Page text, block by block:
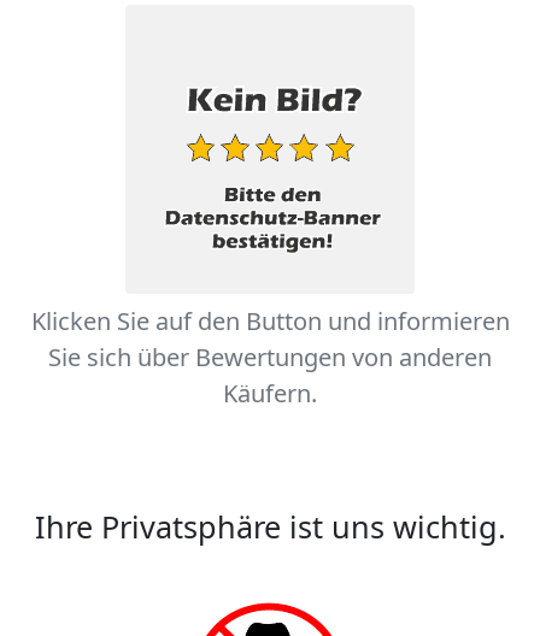
Klicken Sie auf den Button und informieren
Sie sich über Bewertungen von anderen
Käufern.
Ihre Privatsphäre ist uns wichtig.